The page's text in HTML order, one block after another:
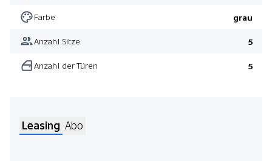
Farbe grau
Anzahl Sitze 5
Anzahl der Türen 5
Leasing Abo